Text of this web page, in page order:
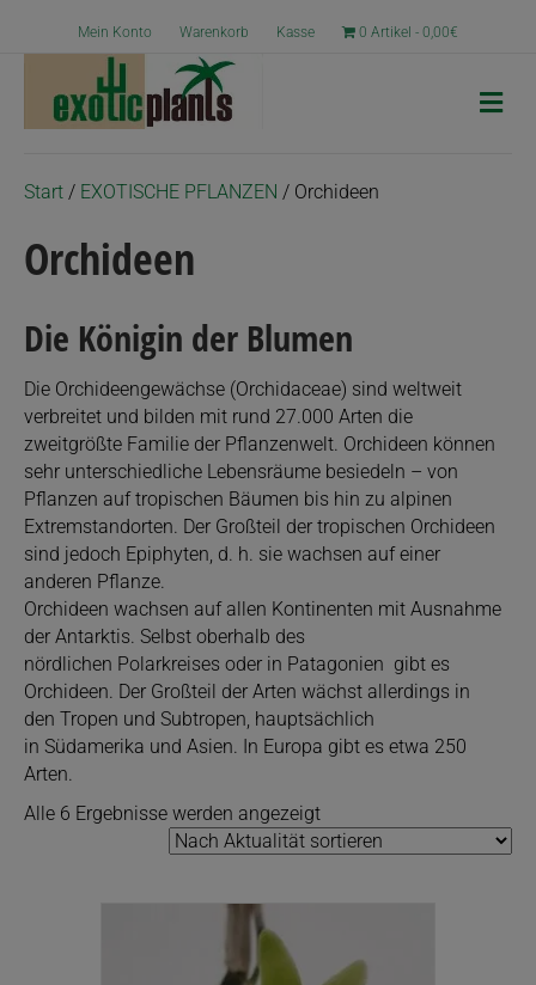
Mein Konto Warenkorb Kasse 0 Artikel 0,00€
N
a
Start / EXOTISCHE PFLANZEN / Orchideen
Orchideen
Die Königin der Blumen
Die Orchideengewächse (Orchidaceae) sind weltweit
verbreitet und bilden mit rund 27.000 Arten die
zweitgrößte Familie der Pflanzenwelt. Orchideen können
sehr unterschiedliche Lebensräume besiedeln – von
Pflanzen auf tropischen Bäumen bis hin zu alpinen
Extremstandorten. Der Großteil der tropischen Orchideen
sind jedoch Epiphyten, d. h. sie wachsen auf einer
anderen Pflanze.
Orchideen wachsen auf allen Kontinenten mit Ausnahme
der Antarktis. Selbst oberhalb des
nördlichen Polarkreises oder in Patagonien gibt es
Orchideen. Der Großteil der Arten wächst allerdings in
den Tropen und Subtropen, hauptsächlich
in Südamerika und Asien. In Europa gibt es etwa 250
Arten.
Alle 6 Ergebnisse werden angezeigtNach
Aktualität